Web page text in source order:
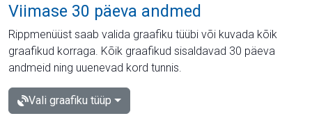
Viimase 30 päeva andmed
Rippmenüüst saab valida graafiku tüübi või kuvada kõik
graafikud korraga. Kõik graafikud sisaldavad 30 päeva
andmeid ning uuenevad kord tunnis.
Vali graafiku tüüp